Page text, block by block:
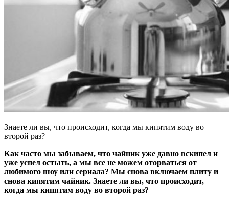
Знаете ли вы, что происходит, когда мы кипятим воду во
второй раз?
Как часто мы забываем, что чайник уже давно вскипел и
уже успел остыть, а мы все не можем оторваться от
любимого шоу или сериала? Мы снова включаем плиту и
снова кипятим чайник. Знаете ли вы, что происходит,
когда мы кипятим воду во второй раз?